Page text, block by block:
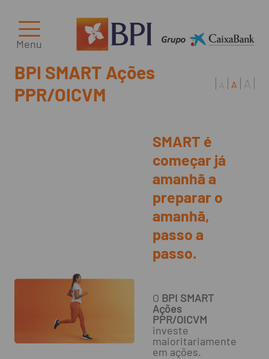
Menu
BPI SMART Ações
PPR/OICVM
A A A
SMART é
começar já
amanhã a
preparar o
amanhã,
passo a
passo.
O BPI SMART
Ações
PPR/OICVM
investe
maioritariamente
em ações.